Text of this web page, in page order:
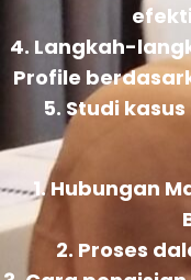
4. Langkah-
Profile
5. Studi
1. Hubungan
2. Proses